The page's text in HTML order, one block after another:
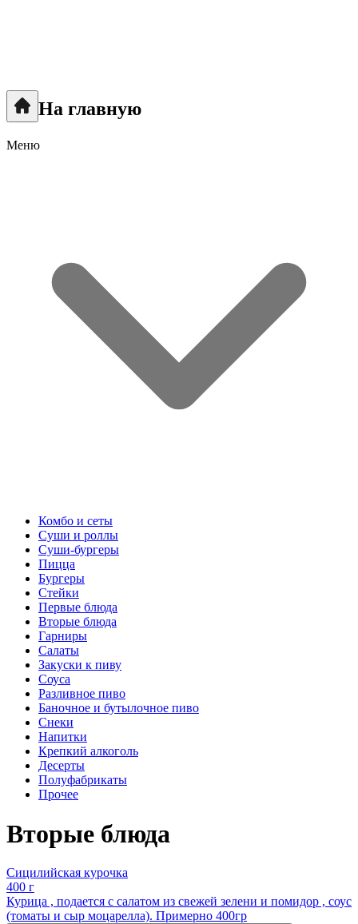
На главную
Меню
Комбо и сеты
Суши и роллы
Суши-бургеры
Пицца
Бургеры
Стейки
Первые блюда
Вторые блюда
Гарниры
Салаты
Закуски к пиву
Соуса
Разливное пиво
Баночное и бутылочное пиво
Снеки
Напитки
Крепкий алкоголь
Десерты
Полуфабрикаты
Прочее
Вторые блюда
Сицилийская курочка
400 г
Курица , подается с салатом из свежей зелени и помидор , соус
(томаты и сыр моцарелла). Примерно 400гр